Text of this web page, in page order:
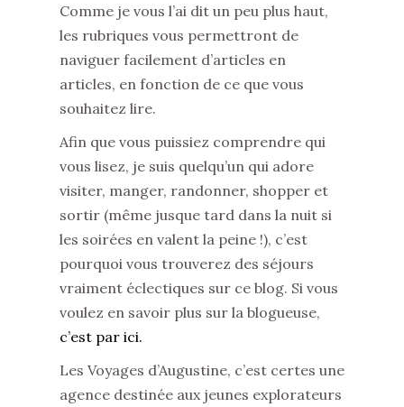
Comme je vous l’ai dit un peu plus haut,
les rubriques vous permettront de
naviguer facilement d’articles en
articles, en fonction de ce que vous
souhaitez lire.
Afin que vous puissiez comprendre qui
vous lisez, je suis quelqu’un qui adore
visiter, manger, randonner, shopper et
sortir (même jusque tard dans la nuit si
les soirées en valent la peine !), c’est
pourquoi vous trouverez des séjours
vraiment éclectiques sur ce blog. Si vous
voulez en savoir plus sur la blogueuse,
c’est par ici.
Les Voyages d’Augustine, c’est certes une
agence destinée aux jeunes explorateurs